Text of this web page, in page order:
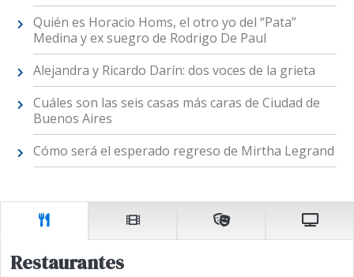
Quién es Horacio Homs, el otro yo del “Pata”
Medina y ex suegro de Rodrigo De Paul
Alejandra y Ricardo Darín: dos voces de la grieta
Cuáles son las seis casas más caras de Ciudad de
Buenos Aires
Cómo será el esperado regreso de Mirtha Legrand
Restaurantes